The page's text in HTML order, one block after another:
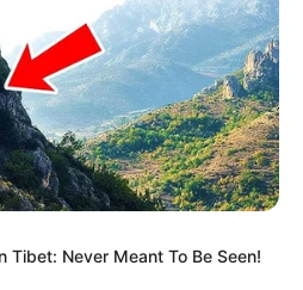
Szerző
Tibet: Never Meant To Be Seen!